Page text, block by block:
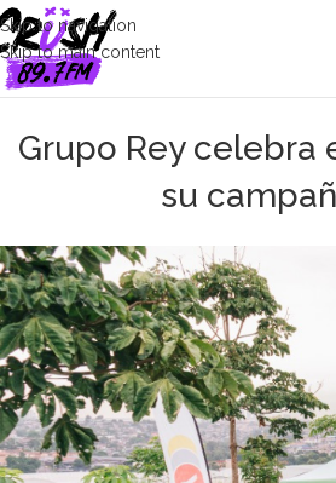
Skip to navigation
Skip to main content
Grupo Rey celebra
su